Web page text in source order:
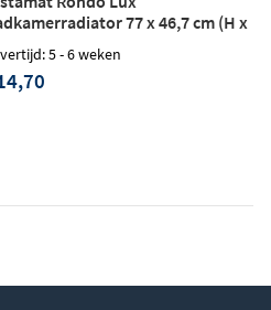
77 x 46,7 cm (H x
5 - 6 weken